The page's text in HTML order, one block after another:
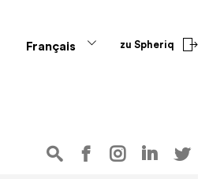
Français zu Spheriq